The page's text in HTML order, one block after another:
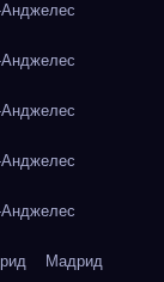
Мадрид